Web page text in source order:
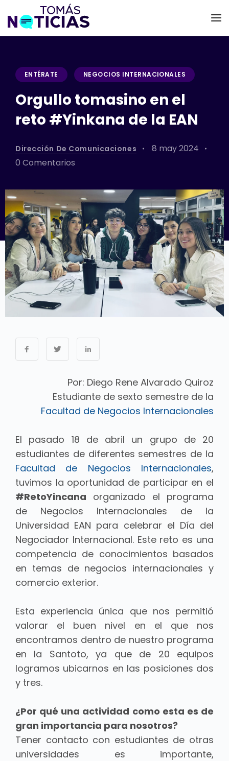
ENTÉRATE NEGOCIOS INTERNACIONALES
Orgullo tomasino en el
reto #Yinkana de la EAN
Dirección De Comunicaciones
8 may 2024
0 Comentarios
Por: Diego Rene Alvarado Quiroz
Estudiante de sexto semestre de la
Facultad de Negocios Internacionales
El pasado 18 de abril un grupo de 20
estudiantes de diferentes semestres de la
Facultad de Negocios Internacionales,
tuvimos la oportunidad de participar en el
#RetoYincana organizado el programa
de Negocios Internacionales de la
Universidad EAN para celebrar el Día del
Negociador Internacional. Este reto es una
competencia de conocimientos basados
en temas de negocios internacionales y
comercio exterior.
Esta experiencia única que nos permitió
valorar el buen nivel en el que nos
encontramos dentro de nuestro programa
en la Santoto, ya que de 20 equipos
logramos ubicarnos en las posiciones dos
y tres.
¿Por qué una actividad como esta es de
gran importancia para nosotros?
Tener contacto con estudiantes de otras
universidades es importante,